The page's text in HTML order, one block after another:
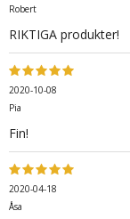
Robert
RIKTIGA produkter!
2020-10-08
Pia
Fin!
2020-04-18
Åsa